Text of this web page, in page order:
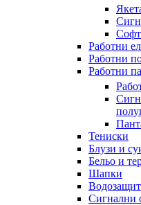
Работни
Работни
Работни
Тениски
Блузи и
Бельо и
Шапки
Сигнални